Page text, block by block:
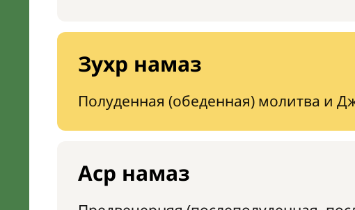
Зухр намаз
Полуденная (обеденная) молитва и
Аср намаз